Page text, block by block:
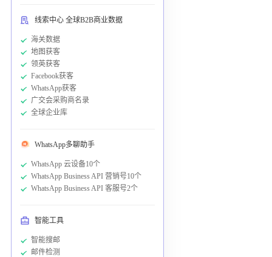
线索中心 全球B2B商业数据
海关数据
地图获客
领英获客
Facebook获客
WhatsApp获客
广交会采购商名录
全球企业库
WhatsApp多聊助手
WhatsApp 云设备10个
WhatsApp Business API 营销号10个
WhatsApp Business API 客服号2个
智能工具
智能搜邮
邮件检测